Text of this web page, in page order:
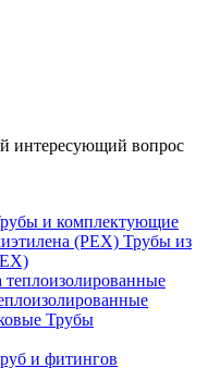
интересующий вопрос
и комплектующие
Трубы из
Трубы